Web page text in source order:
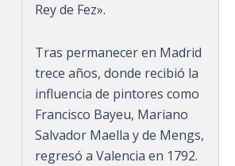
Rey de Fez».
Tras permanecer en Madrid
trece años, donde recibió la
influencia de pintores como
Francisco Bayeu, Mariano
Salvador Maella y de Mengs,
regresó a Valencia en 1792.